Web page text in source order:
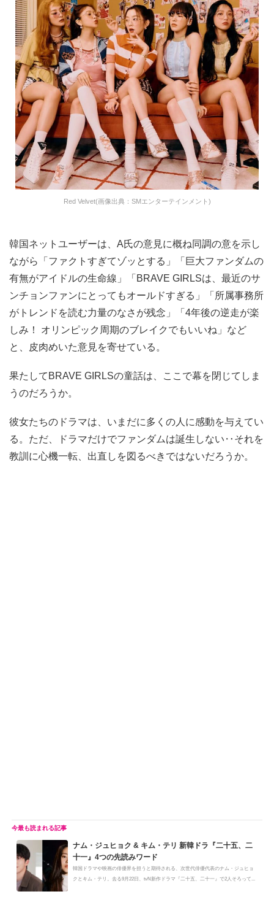
Red Velvet(画像出典：SMエンターテインメント)
韓国ネットユーザーは、A氏の意見に概ね同調の意を示し
ながら「ファクトすぎてゾッとする」「巨大ファンダムの
有無がアイドルの生命線」「BRAVE GIRLSは、最近のサ
ンチョンファンにとってもオールドすぎる」「所属事務所
がトレンドを読む力量のなさが残念」「4年後の逆走が楽
しみ！ オリンピック周期のブレイクでもいいね」など
と、皮肉めいた意見を寄せている。
果たしてBRAVE GIRLSの童話は、ここで幕を閉じてしま
うのだろうか。
彼女たちのドラマは、いまだに多くの人に感動を与えてい
る。ただ、ドラマだけでファンダムは誕生しない‥それを
教訓に心機一転、出直しを図るべきではないだろうか。
ナム・ジュヒョク & キム・テリ 新韓ドラ『二十五、二
十一』4つの先読みワード
韓国ドラマや映画の俳優界を担うと期待される、次世代俳優代表のナム・ジュヒョ
クとキム・テリ。去る9月22日、tvN新作ドラマ『二十五、二十一』で2人そろって...